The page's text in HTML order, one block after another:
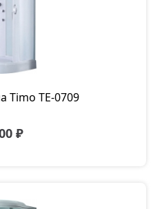
Timo TE-0709
₽